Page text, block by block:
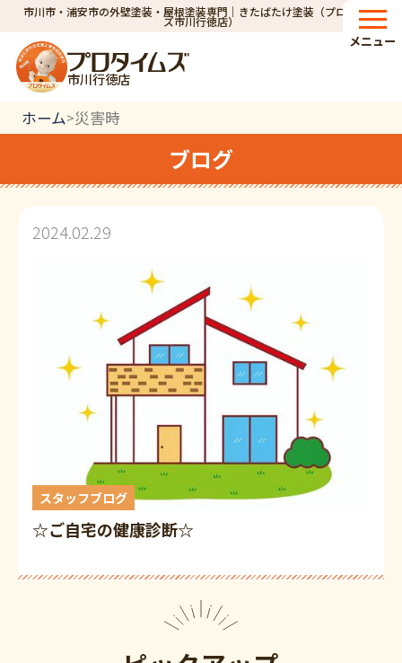
市川市・浦安市の外壁塗装・屋根塗装専門｜きたばたけ塗装（プロタイム
ズ市川行徳店）
市川行徳店
メニュー
ホーム>災害時
ブログ
2024.02.29
スタッフブログ
☆ご自宅の健康診断☆